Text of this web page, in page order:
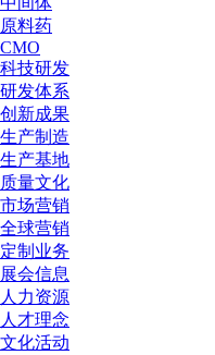
原料药
CMO
科技研发
研发体系
创新成果
生产制造
生产基地
质量文化
市场营销
全球营销
定制业务
展会信息
人力资源
人才理念
文化活动